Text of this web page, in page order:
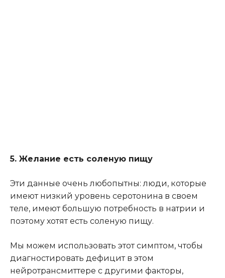
5. Желание есть соленую пищу
Эти данные очень любопытны: люди, которые
имеют низкий уровень серотонина в своем
теле, имеют большую потребность в натрии и
поэтому хотят есть соленую пищу.
Мы можем использовать этот симптом, чтобы
диагностировать дефицит в этом
нейротрансмиттере с другими факторы,